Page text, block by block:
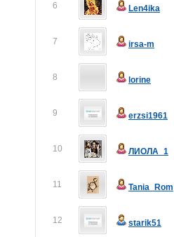
6 Len4ika
7 irsa-m
8 lorine
9 erzsi1961
10 ЛИОЛА_1
11 Tania_Rom
12 starik51